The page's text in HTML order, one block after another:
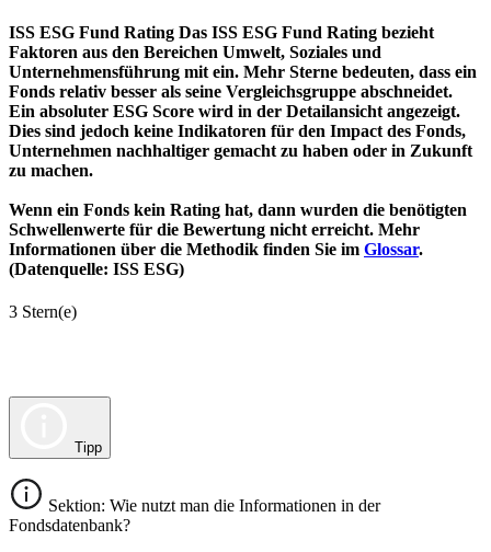
ISS ESG Fund Rating Das ISS ESG Fund Rating bezieht
Faktoren aus den Bereichen Umwelt, Soziales und
Unternehmensführung mit ein. Mehr Sterne bedeuten, dass ein
Fonds relativ besser als seine Vergleichsgruppe abschneidet.
Ein absoluter ESG Score wird in der Detailansicht angezeigt.
Dies sind jedoch keine Indikatoren für den Impact des Fonds,
Unternehmen nachhaltiger gemacht zu haben oder in Zukunft
zu machen.
Wenn ein Fonds kein Rating hat, dann wurden die benötigten
Schwellenwerte für die Bewertung nicht erreicht. Mehr
Informationen über die Methodik finden Sie im Glossar.
(Datenquelle: ISS ESG)
3 Stern(e)
Tipp
Sektion: Wie nutzt man die Informationen in der
Fondsdatenbank?